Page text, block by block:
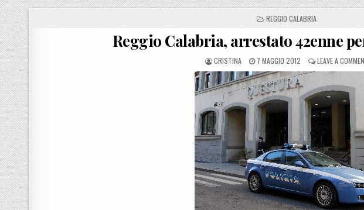
POSTED IN
REGGIO CALABRIA
Reggio Calabria, arrestato 42enne
POSTED BY
CRISTINA POSTED ON
7 MAGGIO 2012 LEAVE A